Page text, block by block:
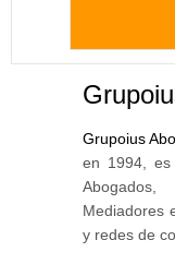
Grupoius
en 1994,
Mediadores
y redes de